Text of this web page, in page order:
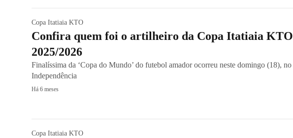
Copa Itatiaia KTO
Confira quem foi o artilheiro da Copa Itatiaia KTO
2025/2026
Finalíssima da ‘Copa do Mundo’ do futebol amador ocorreu neste domingo (18), no
Independência
Há 6 meses
Copa Itatiaia KTO